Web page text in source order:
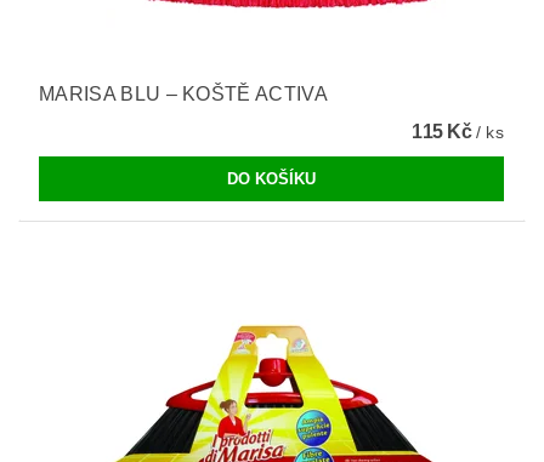
MARISA BLU – KOŠTĚ ACTIVA
115 Kč/ ks